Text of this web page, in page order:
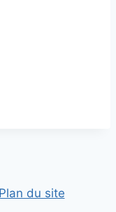
Plan du site